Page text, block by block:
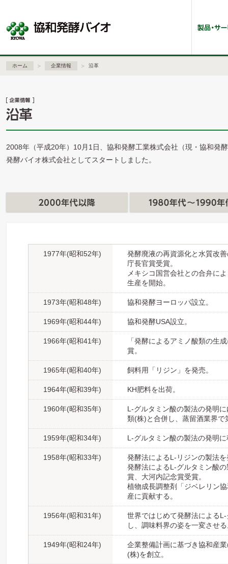
ホーム 企業情報 沿革
2008年（平成20年）10月1日、協和発酵工業株式会社（現・協和発
発酵バイオ株式会社としてスタートしました。
1977年(昭和52年)
発酵廃液の再資源化と水質改
庁長官賞受賞。
メキシコ国営会社との合弁に
生産を開始。
1973年(昭和48年) 協和発酵ヨーロッパ設立。
1969年(昭和44年) 協和発酵USA設立。
1966年(昭和41年)
「発酵によるアミノ酸類の生
賞。
1965年(昭和40年) 飼料用「リジン」を発売。
1964年(昭和39年) KH肥料を出荷。
1960年(昭和35年)
L-グルタミン酸の製法の発明
類(株)と合併し、蒸留酒業界で
1959年(昭和34年) L-グルタミン酸の製法の発明
1958年(昭和33年)
発酵法によるL-リジンの製法
発酵法によるL-グルタミン酸
賞、大河内記念賞受賞。
植物成長調整剤「ジベレリン
産に貢献する。
1956年(昭和31年)
世界ではじめて発酵法による
し、調味料界の姿を一変させ
1949年(昭和24年)
企業整備計画に基づき協和産
(株)を創立。